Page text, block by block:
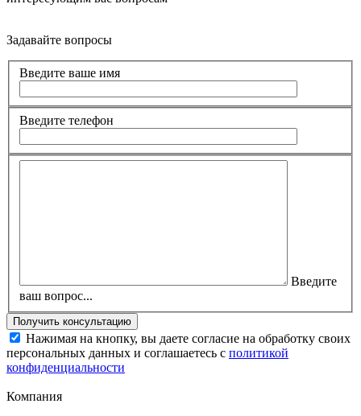
Задавайте вопросы
Введите ваше имя
Введите телефон
Введите
ваш вопрос...
Нажимая на кнопку, вы даете согласие на обработку своих
персональных данных и соглашаетесь с политикой
конфиденциальности
Компания